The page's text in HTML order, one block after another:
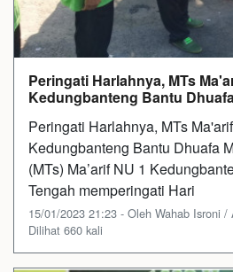
Peringati Harlahnya, MTs
Kedungbanteng Bantu
Peringati Harlahnya, MTs
Kedungbanteng Bantu Dhuafa
(MTs) Ma’arif NU 1
Tengah memperingati Hari
15/01/2023 21:23 - Oleh Wahab Isroni
Dilihat 660 kali